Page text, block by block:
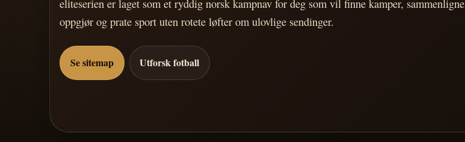
eliteserien er laget som et ryddig norsk kampnav for deg som vil finne kamper, sammenligne
oppgjør og prate sport uten rotete løfter om ulovlige sendinger.
Se sitemap Utforsk fotball